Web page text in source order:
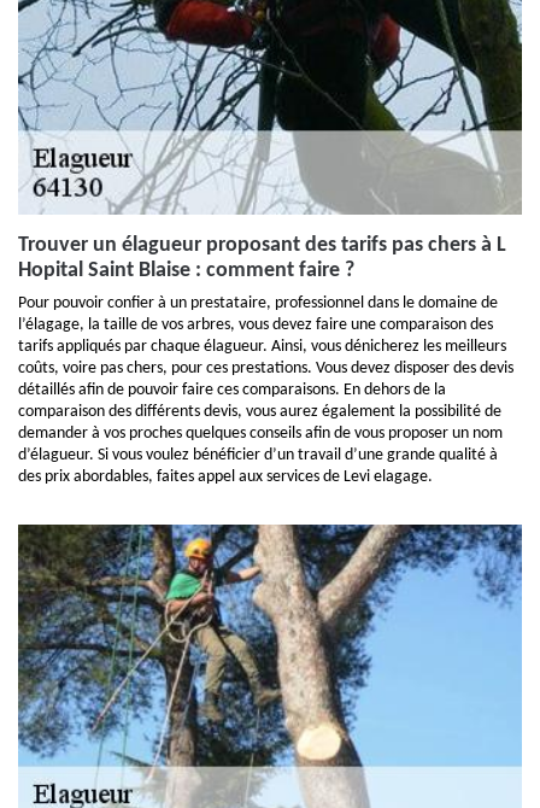
Trouver un élagueur proposant des tarifs pas chers à L
Hopital Saint Blaise : comment faire ?
Pour pouvoir confier à un prestataire, professionnel dans le domaine de
l’élagage, la taille de vos arbres, vous devez faire une comparaison des
tarifs appliqués par chaque élagueur. Ainsi, vous dénicherez les meilleurs
coûts, voire pas chers, pour ces prestations. Vous devez disposer des devis
détaillés afin de pouvoir faire ces comparaisons. En dehors de la
comparaison des différents devis, vous aurez également la possibilité de
demander à vos proches quelques conseils afin de vous proposer un nom
d’élagueur. Si vous voulez bénéficier d’un travail d’une grande qualité à
des prix abordables, faites appel aux services de Levi elagage.